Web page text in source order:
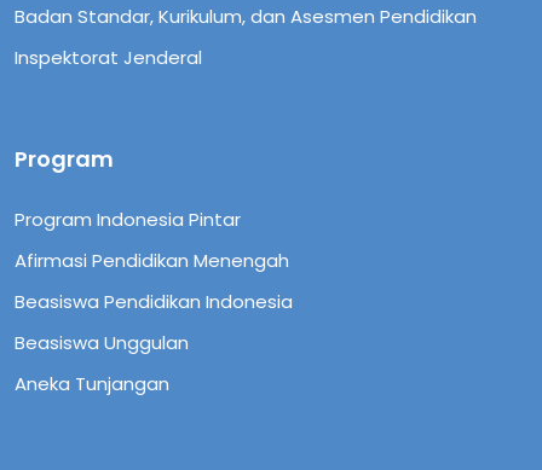
Badan Standar, Kurikulum, dan Asesmen Pendidikan
Inspektorat Jenderal
Program
Program Indonesia Pintar
Afirmasi Pendidikan Menengah
Beasiswa Pendidikan Indonesia
Beasiswa Unggulan
Aneka Tunjangan